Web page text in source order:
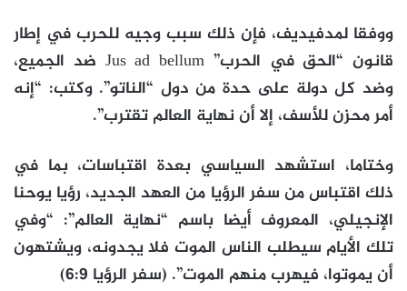
ووفقا لمدفيديف، فإن ذلك سبب وجيه للحرب في إطار
قانون “الحق في الحرب” Jus ad bellum ضد الجميع،
وضد كل دولة على حدة من دول “الناتو”. وكتب: “إنه
أمر محزن للأسف، إلا أن نهاية العالم تقترب”.
وختاما، استشهد السياسي بعدة اقتباسات، بما في
ذلك اقتباس من سفر الرؤيا من العهد الجديد، رؤيا يوحنا
الإنجيلي، المعروف أيضا باسم “نهاية العالم”: “وفي
تلك الأيام سيطلب الناس الموت فلا يجدونه، ويشتهون
أن يموتوا، فيهرب منهم الموت”. (سفر الرؤيا 6:9)